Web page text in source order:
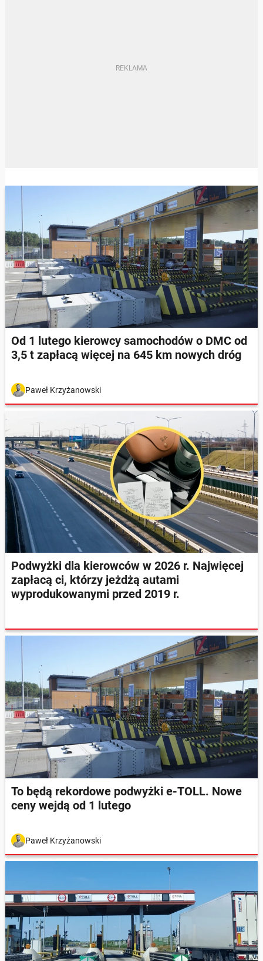
Od 1 lutego kierowcy samochodów o DMC od
3,5 t zapłacą więcej na 645 km nowych dróg
Paweł Krzyżanowski
Podwyżki dla kierowców w 2026 r. Najwięcej
zapłacą ci, którzy jeżdżą autami
wyprodukowanymi przed 2019 r.
To będą rekordowe podwyżki e-TOLL. Nowe
ceny wejdą od 1 lutego
Paweł Krzyżanowski